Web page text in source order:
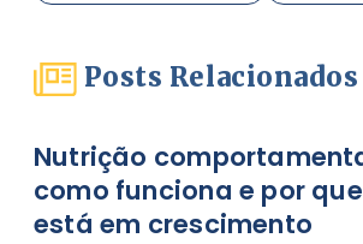
Posts Relacionados
Nutrição
como funciona e por
está em crescimento